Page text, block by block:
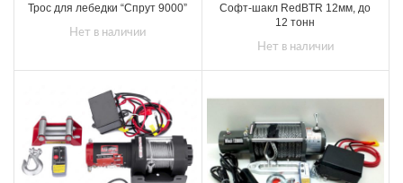
Трос для лебедки “Спрут 9000”
Нет в наличии
Софт-шакл RedBTR 12мм, до
12 тонн
Нет в наличии